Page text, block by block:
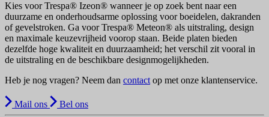
Kies voor Trespa® Izeon® wanneer je op zoek bent naar een
duurzame en onderhoudsarme oplossing voor boeidelen, dakranden
of gevelstroken. Ga voor Trespa® Meteon® als uitstraling, design
en maximale keuzevrijheid voorop staan. Beide platen bieden
dezelfde hoge kwaliteit en duurzaamheid; het verschil zit vooral in
de uitstraling en de beschikbare designmogelijkheden.
Heb je nog vragen? Neem dan contact op met onze klantenservice.
Mail ons Bel ons